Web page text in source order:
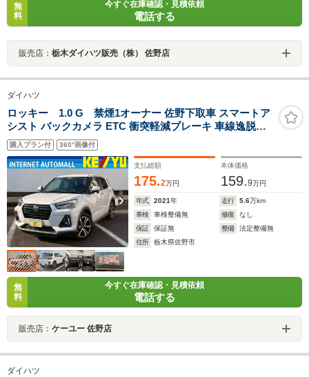
無
料
今すぐ在庫確認・見積依頼
電話する
販売店： 栃木ダイハツ販売（株） 佐野店
ダイハツ
ロッキー 1.0 G 禁煙1オーナー 佐野下取車 スマートア
シスト バックカメラ ETC 衝突軽減ブレーキ 車線逸脱警
告 レーンキープ 純正ナビ BLETOOTH DVD 地デジ 追従
クルコン コーナーセンサ LEDライト シートヒータ 取説
保証書
購入プラン付 360°画像付
支払総額
175.2万円
本体価格
159.9万円
年式 2021年 走行 5.6万km
車検
車検整備無 修復
なし
保証
保証無 整備
法定整備無
住所
栃木県佐野市
無
料
今すぐ在庫確認・見積依頼
電話する
販売店： ケーユー 佐野店
ダイハツ